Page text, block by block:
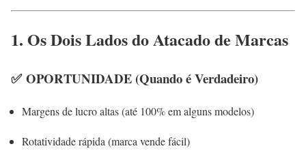
1. Os Dois Lados do Atacado de Marcas
✅OPORTUNIDADE (Quando é Verdadeiro)
Margens de lucro altas (até 100% em alguns modelos)
Rotatividade rápida (marca vende fácil)